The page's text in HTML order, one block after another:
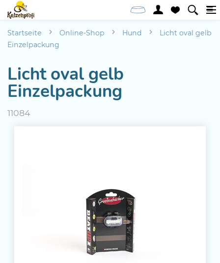
Startseite Online-Shop Hund
Licht oval gelb
Einzelpackung
Licht oval gelb
Einzelpackung
11084